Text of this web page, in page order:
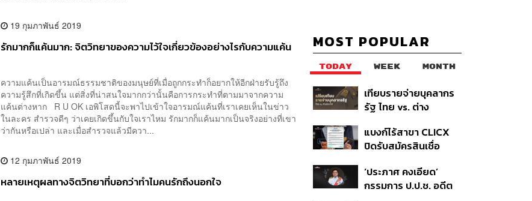
19 กุมภาพันธ์ 2019
รักมากก็แค้นมาก: จิตวิทยาของความไว้ใจเกี่ยวข้องอย่างไรกับความแค้น
ความแค้นเป็นอารมณ์ธรรมชาติของมนุษย์ที่เมื่อถูกกระทำก็อยากให้อีกฝ่ายรับรู้ถึง
ความรู้สึกที่เกิดขึ้น แต่สิ่งที่น่าสนใจมากกว่านั้นคือการกระทำที่ตามมาจากความ
แค้นต่างหาก R U OK เอพิโสดนี้จะพาไปเข้าใจอารมณ์แค้นที่เราเคยเห็นในข่าว
ในละคร สำรวจดีๆ ว่าเคยเกิดขึ้นกับใจเราไหม รักมากก็แค้นมากเป็นจริงอย่างที่เขา
ว่ากันหรือเปล่า และเมื่อสำรวจแล้วมีควา...
12 กุมภาพันธ์ 2019
หลายเหตุผลทางจิตวิทยาที่บอกว่าทำไมคนรักถึงนอกใจ
MOST POPULAR
TODAY WEEK MONTH
เทียบรายจ่ายบุคลากร
รัฐ ไทย vs. ต่าง
100 บาทของคนไทยใช้
ไปกับข้าราชการเฉียด
แบงก์ไร้สาขา CLICX
ปิดรับสมัครสินเชื่อ
สัญญาณเตือนกลุ่มกู้
เงินผิดวัตถุประสงค์-ให้
‘ประภาศ คงเอียด’
กรรมการ ป.ป.ช. อดีต